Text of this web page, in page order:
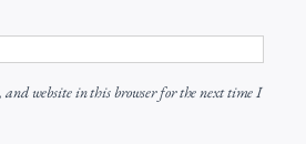
website in this browser for the next time I